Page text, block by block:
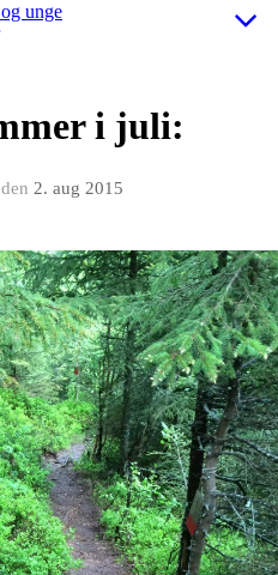
unge
i juli:
den 2. aug 2015